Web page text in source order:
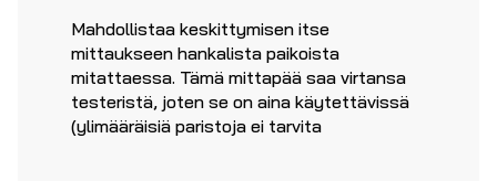
Mahdollistaa keskittymisen itse
mittaukseen hankalista paikoista
mitattaessa. Tämä mittapää saa virtansa
testeristä, joten se on aina käytettävissä
(ylimääräisiä paristoja ei tarvita